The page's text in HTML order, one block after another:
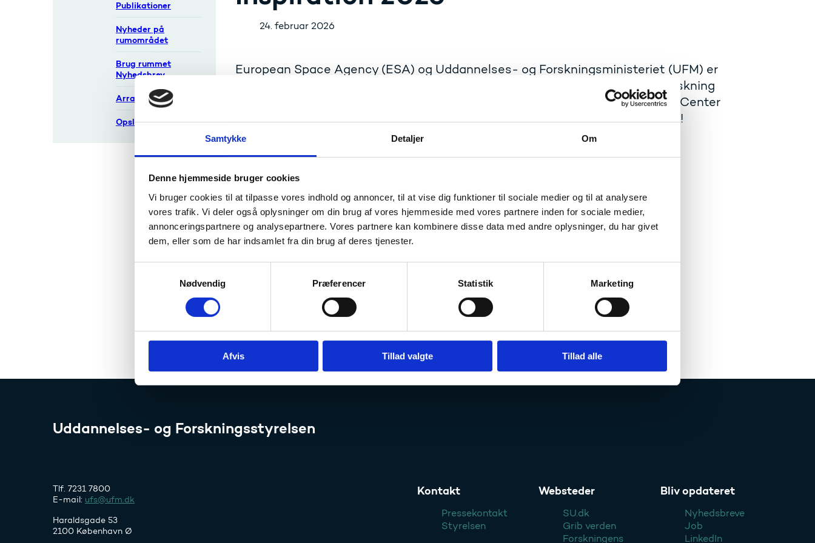
Samtykke Detaljer Om
Denne hjemmeside bruger cookies
Vi bruger cookies til at tilpasse vores indhold og annoncer, til at vise dig funktioner til sociale medier og til at analysere
vores trafik. Vi deler også oplysninger om din brug af vores hjemmeside med vores partnere inden for sociale medier,
annonceringspartnere og analysepartnere. Vores partnere kan kombinere disse data med andre oplysninger, du har givet
dem, eller som de har indsamlet fra din brug af deres tjenester.
v
g
Nødvendig Præferencer Statistik Marketing
Afvis Tillad valgte Tillad alle
Publikationer
Nyheder på
rumområdet
Brug rummet
Nyhedsbrev
Arrangementer
Opslag
24. februar 2026
European Space Agency (ESA) og Uddannelses- og Forskningsministeriet (UFM) er
værter ved ESA’s årlige event om kommercialisering af rumteknologi til udforskning
af bl.a. månen og Mars. Space for Inspiration afholdes 1.-.2 september i Bella Center
og organiseres af ESA BIC Denmark. Byd ind med programforslag allerede nu!
Brug rummet Nyhedsbrev - Space for Inspiration 2026
Kontakt
Cecilie Tornøe
ct@ufm.dk
Uddannelses- og Forskningsstyrelsen
Tlf. 7231 7800
E-mail: ufs@ufm.dk
Haraldsgade 53
2100 København Ø
Kontakt
Pressekontakt
Styrelsen
Websteder
SU.dk
Grib verden
Forskningens
Bliv opdateret
Nyhedsbreve
Job
LinkedIn